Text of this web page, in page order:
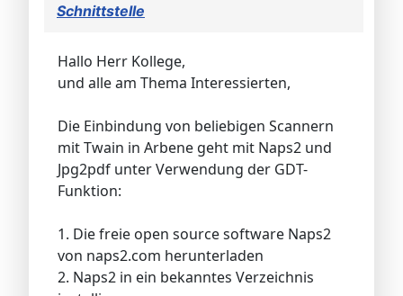
Schnittstelle
Hallo Herr Kollege,
und alle am Thema Interessierten,
Die Einbindung von beliebigen Scannern
mit Twain in Arbene geht mit Naps2 und
Jpg2pdf unter Verwendung der GDT-
Funktion:
1. Die freie open source software Naps2
von naps2.com herunterladen
2. Naps2 in ein bekanntes Verzeichnis